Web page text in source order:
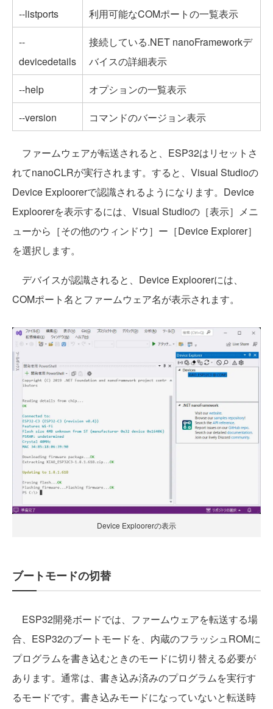
--listports
利用可能なCOMポートの一覧表示
--
devicedetails
接続している.NET nanoFrameworkデ
バイスの詳細表示
--help
オプションの一覧表示
--version
コマンドのバージョン表示
ファームウェアが転送されると、ESP32はリセットさ
れてnanoCLRが実行されます。すると、Visual Studioの
Device Exploorerで認識されるようになります。Device
Exploorerを表示するには、Visual Studioの［表示］メニ
ューから［その他のウィンドウ］ー［Device Explorer］
を選択します。
デバイスが認識されると、Device Exploorerには、
COMポート名とファームウェア名が表示されます。
Device Exploorerの表示
ブートモードの切替
ESP32開発ボードでは、ファームウェアを転送する場
合、ESP32のブートモードを、内蔵のフラッシュROMに
プログラムを書き込むときのモードに切り替える必要が
あります。通常は、書き込み済みのプログラムを実行す
るモードです。書き込みモードになっていないと転送時